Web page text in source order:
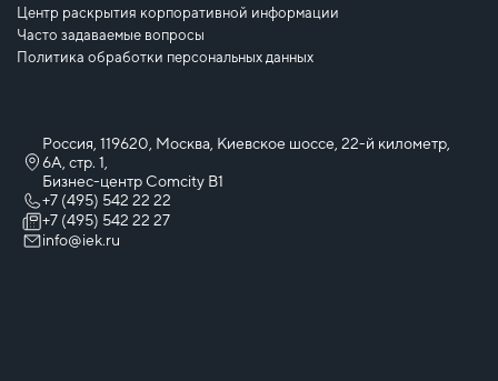
Центр раскрытия корпоративной информации
Часто задаваемые вопросы
Политика обработки персональных данных
Россия, 119620, Москва, Киевское шоссе, 22-й километр,
6А, стр. 1,
Бизнес-центр Comcity B1
+7 (495) 542 22 22
+7 (495) 542 22 27
info@iek.ru